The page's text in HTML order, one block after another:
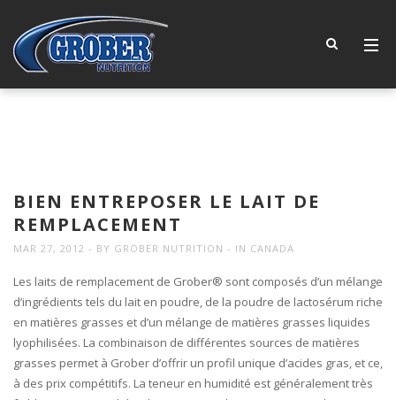
BIEN ENTREPOSER LE LAIT DE
REMPLACEMENT
MAR 27, 2012 BY GROBER NUTRITION IN CANADA
Les laits de remplacement de Grober® sont composés d’un mélange
d’ingrédients tels du lait en poudre, de la poudre de lactosérum riche
en matières grasses et d’un mélange de matières grasses liquides
lyophilisées. La combinaison de différentes sources de matières
grasses permet à Grober d’offrir un profil unique d’acides gras, et ce,
à des prix compétitifs. La teneur en humidité est généralement très